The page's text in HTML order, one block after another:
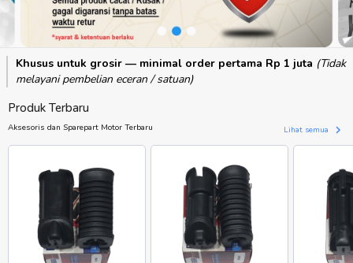
Khusus untuk grosir — minimal order pertama Rp 1 juta (Tidak
melayani pembelian eceran / satuan)
Produk Terbaru
Aksesoris dan Sparepart Motor Terbaru Lihat semua